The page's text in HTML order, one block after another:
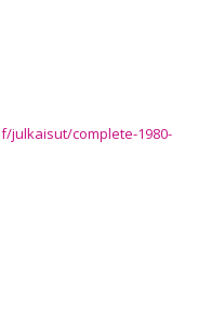
julkaisut/complete-1980-